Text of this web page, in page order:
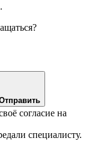
согласие на
специалисту.